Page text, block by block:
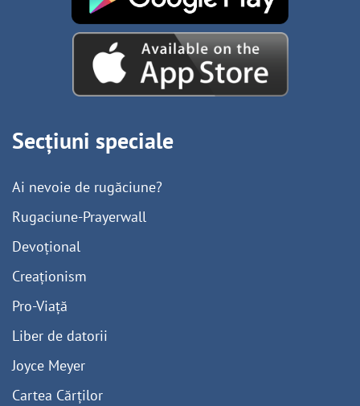
Secțiuni speciale
Ai nevoie de rugăciune?
Rugaciune-Prayerwall
Devoțional
Creaționism
Pro-Viață
Liber de datorii
Joyce Meyer
Cartea Cărților